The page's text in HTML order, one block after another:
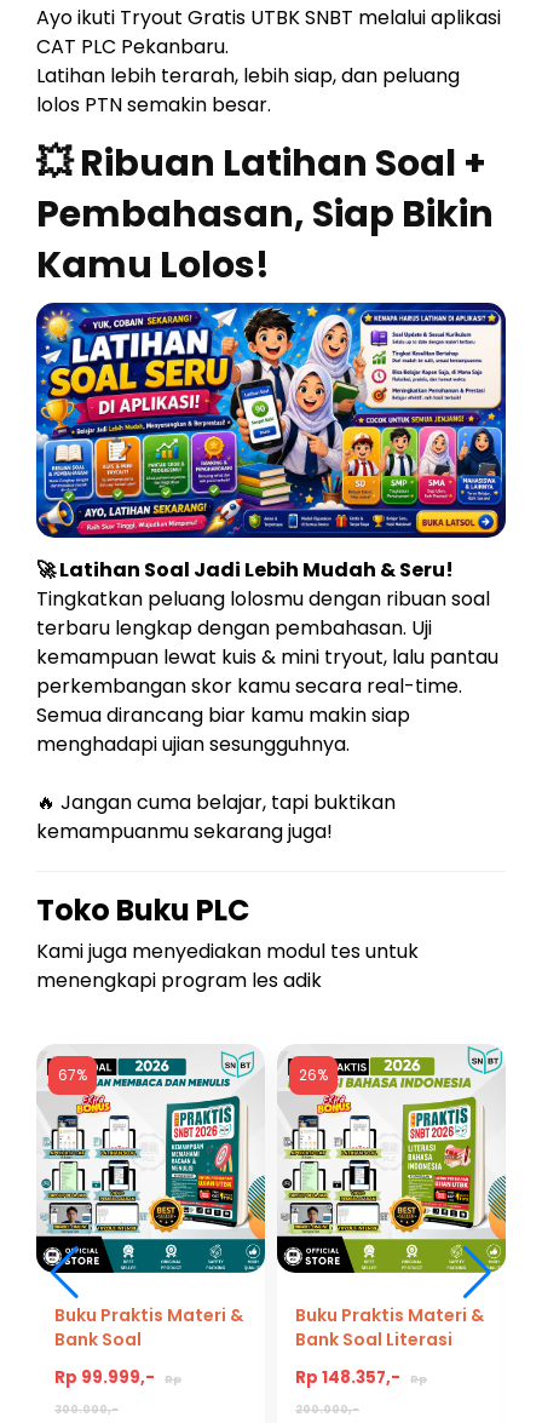
Ayo ikuti Tryout Gratis UTBK SNBT melalui aplikasi
CAT PLC Pekanbaru.
Latihan lebih terarah, lebih siap, dan peluang
lolos PTN semakin besar.
💥 Ribuan Latihan Soal +
Pembahasan, Siap Bikin
Kamu Lolos!
🚀 Latihan Soal Jadi Lebih Mudah & Seru!
Tingkatkan peluang lolosmu dengan ribuan soal
terbaru lengkap dengan pembahasan. Uji
kemampuan lewat kuis & mini tryout, lalu pantau
perkembangan skor kamu secara real-time.
Semua dirancang biar kamu makin siap
menghadapi ujian sesungguhnya.
🔥 Jangan cuma belajar, tapi buktikan
kemampuanmu sekarang juga!
Toko Buku PLC
Kami juga menyediakan modul tes untuk
menengkapi program les adik
67%
Buku Praktis Materi &
Bank Soal
Memahami Bacaan
dan Menulis Tes UTBK
Rp 99.999,-
Rp
300.000,-
26%
Buku Praktis Materi &
Bank Soal Literasi
Persiapan Tes UBTK
SNBT 2026
Rp 148.357,-
Rp
200.000,-